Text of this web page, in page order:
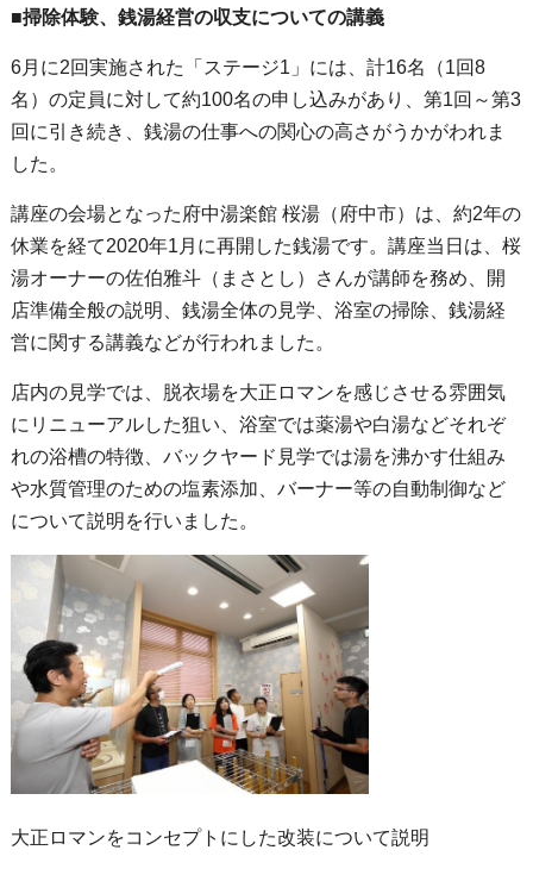
■掃除体験、銭湯経営の収支についての講義
6月に2回実施された「ステージ1」には、計16名（1回8
名）の定員に対して約100名の申し込みがあり、第1回～第3
回に引き続き、銭湯の仕事への関心の高さがうかがわれま
した。
講座の会場となった府中湯楽館 桜湯（府中市）は、約2年の
休業を経て2020年1月に再開した銭湯です。講座当日は、桜
湯オーナーの佐伯雅斗（まさとし）さんが講師を務め、開
店準備全般の説明、銭湯全体の見学、浴室の掃除、銭湯経
営に関する講義などが行われました。
店内の見学では、脱衣場を大正ロマンを感じさせる雰囲気
にリニューアルした狙い、浴室では薬湯や白湯などそれぞ
れの浴槽の特徴、バックヤード見学では湯を沸かす仕組み
や水質管理のための塩素添加、バーナー等の自動制御など
について説明を行いました。
大正ロマンをコンセプトにした改装について説明